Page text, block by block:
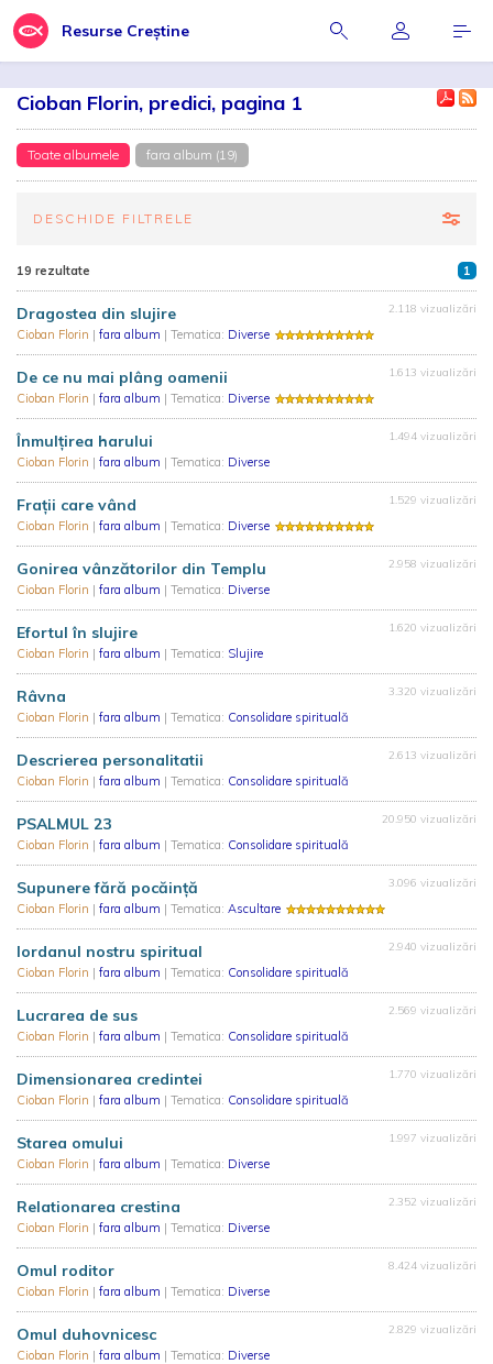
Resurse Creștine
Cioban Florin, predici, pagina 1
Toate albumele fara album (19)
DESCHIDE FILTRELE
19 rezultate 1
Dragostea din slujire
Cioban Florin | fara album | Tematica: Diverse
2.118 vizualizări
De ce nu mai plâng oamenii
Cioban Florin | fara album | Tematica: Diverse
1.613 vizualizări
Înmulțirea harului
Cioban Florin | fara album | Tematica: Diverse
1.494 vizualizări
Frații care vând
Cioban Florin | fara album | Tematica: Diverse
1.529 vizualizări
Gonirea vânzătorilor din Templu
Cioban Florin | fara album | Tematica: Diverse
2.958 vizualizări
Efortul în slujire
Cioban Florin | fara album | Tematica: Slujire
1.620 vizualizări
Râvna
Cioban Florin | fara album | Tematica: Consolidare spirituală
3.320 vizualizări
Descrierea personalitatii
Cioban Florin | fara album | Tematica: Consolidare spirituală
2.613 vizualizări
PSALMUL 23
Cioban Florin | fara album | Tematica: Consolidare spirituală
20.950 vizualizări
Supunere fără pocăință
Cioban Florin | fara album | Tematica: Ascultare
3.096 vizualizări
Iordanul nostru spiritual
Cioban Florin | fara album | Tematica: Consolidare spirituală
2.940 vizualizări
Lucrarea de sus
Cioban Florin | fara album | Tematica: Consolidare spirituală
2.569 vizualizări
Dimensionarea credintei
Cioban Florin | fara album | Tematica: Consolidare spirituală
1.770 vizualizări
Starea omului
Cioban Florin | fara album | Tematica: Diverse
1.997 vizualizări
Relationarea crestina
Cioban Florin | fara album | Tematica: Diverse
2.352 vizualizări
Omul roditor
Cioban Florin | fara album | Tematica: Diverse
8.424 vizualizări
Omul duhovnicesc
Cioban Florin | fara album | Tematica: Diverse
2.829 vizualizări